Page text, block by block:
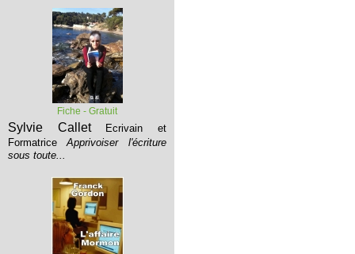
Fiche - Gratuit
Sylvie Callet
Ecrivain et
Formatrice
Apprivoiser l'écriture
sous toute...